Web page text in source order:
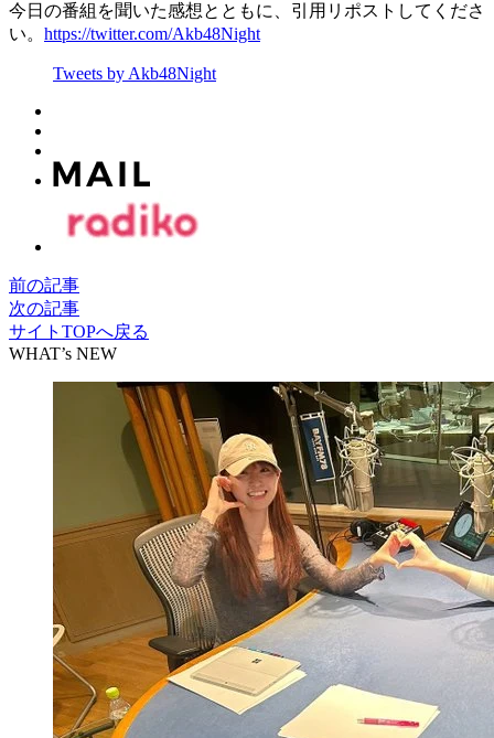
今日の番組を聞いた感想とともに、引用リポストしてくださ
い。 https://twitter.com/Akb48Night
Tweets by Akb48Night
前の記事
次の記事
サイトTOPへ戻る
WHAT’s NEW